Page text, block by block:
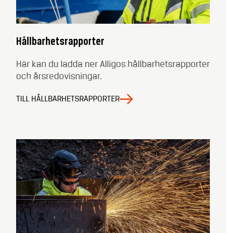
Hållbarhetsrapporter
Här kan du ladda ner Alligos hållbarhetsrapporter
och årsredovisningar.
TILL HÅLLBARHETSRAPPORTER